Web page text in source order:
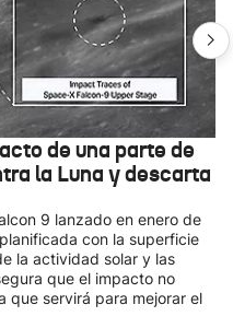
de una parte de
la Luna y descarta
9 lanzado en enero de
con la superficie
la actividad solar y las
que el impacto no
que servirá para mejorar el